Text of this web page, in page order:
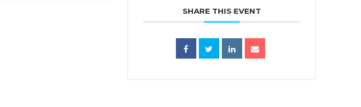
SHARE THIS EVENT